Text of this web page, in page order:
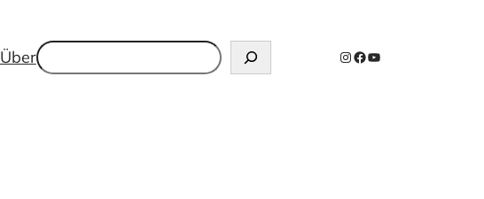
ÜberSuchen Instagram
Facebook
YouTube